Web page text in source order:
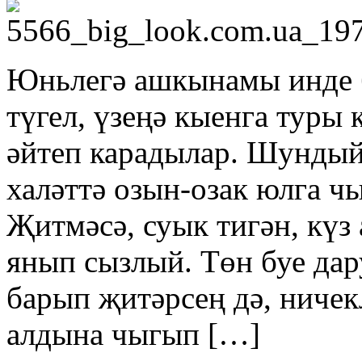
Юньлегә ашкынамы инде
түгел, үзеңә кыенга
әйтеп карадылар.
халәттә озын-озак юлга
Җитмәсә, суык тигән, күз
янып сызлый. Төн буе
барып җитәрсең дә,
алдына чыгып […]